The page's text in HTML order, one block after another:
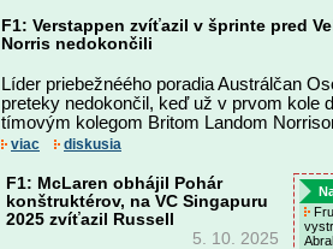
F1: Verstappen zvíťazil v šprinte pred
Norris nedokončili
Líder priebežnéého poradia Austrálčan
preteky nedokončil, keď už v prvom kole
tímovým kolegom Britom Landom
viac diskusia
F1: McLaren obhájil Pohár
konštruktérov, na VC Singapuru
2025 zvíťazil Russell
5. 10. 2025